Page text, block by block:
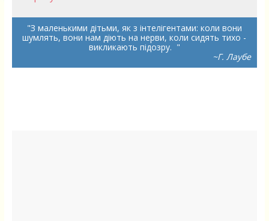
З маленькими дітьми, як з інтелігентами: коли вони
шумлять, вони нам діють на нерви, коли сидять тихо -
викликають підозру.
~Г. Лаубе